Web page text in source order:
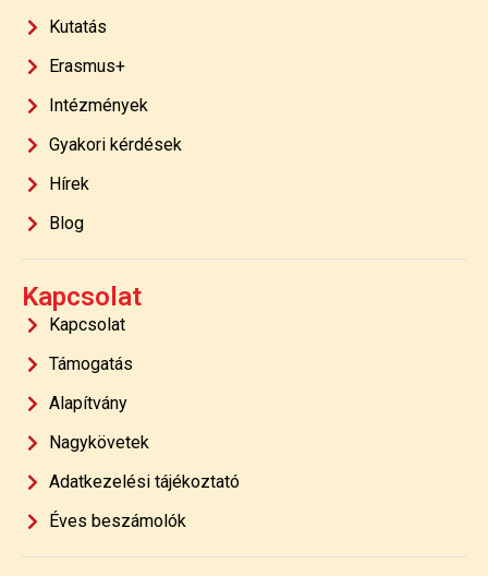
Kutatás
Erasmus+
Intézmények
Gyakori kérdések
Hírek
Blog
Kapcsolat
Kapcsolat
Támogatás
Alapítvány
Nagykövetek
Adatkezelési tájékoztató
Éves beszámolók